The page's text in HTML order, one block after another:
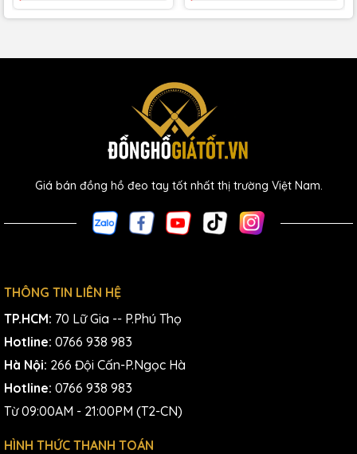
Giá bán đồng hồ đeo tay tốt nhất thị trường Việt Nam.
THÔNG TIN LIÊN HỆ
TP.HCM: 70 Lữ Gia -- P.Phú Thọ
Hotline: 0766 938 983
Hà Nội: 266 Đội Cấn-P.Ngọc Hà
Hotline: 0766 938 983
Từ 09:00AM - 21:00PM (T2-CN)
HÌNH THỨC THANH TOÁN